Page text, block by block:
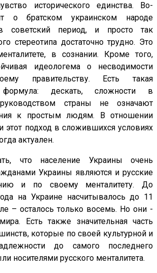
исторического единства. Во-
о братском украинском народе
советский период, и просто так
стереотипа достаточно трудно. Это
в сознании. Кроме того,
идеологема о несводимости
правительству. Есть такая
формула: дескать, сложности в
страны не означают
к простым людям. В отношении
этот подход в сложившихся условиях
актуален.
что население Украины очень
Украины являются и русские
и по своему менталитету. До
на Украине насчитывалось до 11
– осталось только восемь. Но они -
Есть также значительная часть
которые по своей культурной и
до самого последнего
носителями русского менталитета.